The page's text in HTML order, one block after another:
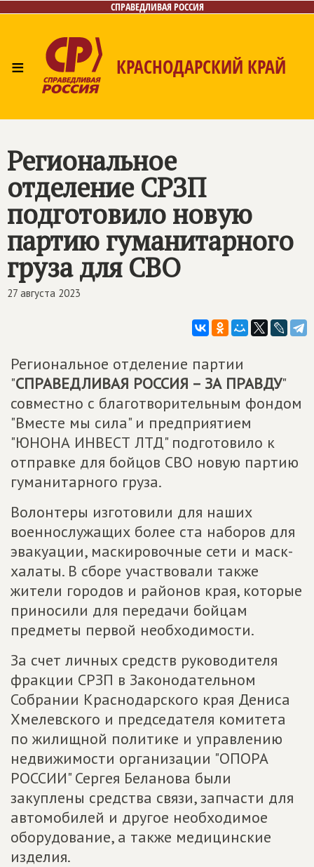
СПРАВЕДЛИВАЯ РОССИЯ
≡ КРАСНОДАРСКИЙ КРАЙ
Региональное
отделение СРЗП
подготовило новую
партию гуманитарного
груза для СВО
27 августа 2023
Региональное отделение партии
"СПРАВЕДЛИВАЯ РОССИЯ – ЗА ПРАВДУ"
совместно с благотворительным фондом
"Вместе мы сила" и предприятием
"ЮНОНА ИНВЕСТ ЛТД" подготовило к
отправке для бойцов СВО новую партию
гуманитарного груза.
Волонтеры изготовили для наших
военнослужащих более ста наборов для
эвакуации, маскировочные сети и маск-
халаты. В сборе участвовали также
жители городов и районов края, которые
приносили для передачи бойцам
предметы первой необходимости.
За счет личных средств руководителя
фракции СРЗП в Законодательном
Собрании Краснодарского края Дениса
Хмелевского и председателя комитета
по жилищной политике и управлению
недвижимости организации "ОПОРА
РОССИИ" Сергея Беланова были
закуплены средства связи, запчасти для
автомобилей и другое необходимое
оборудование, а также медицинские
изделия.